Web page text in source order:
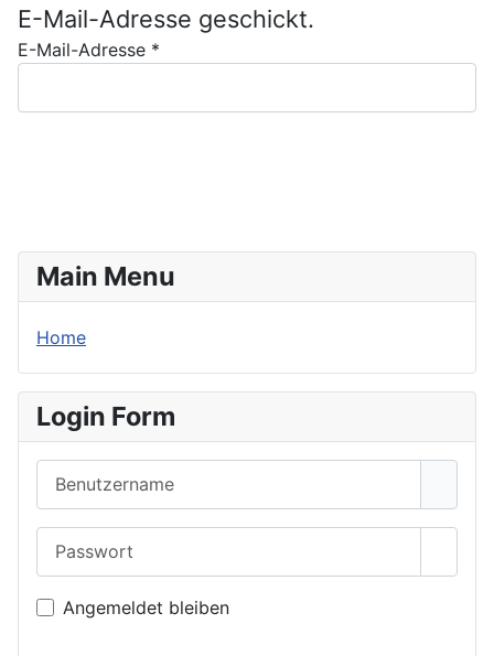
E-Mail-Adresse geschickt.
E-Mail-Adresse *
Main Menu
Home
Login Form
Angemeldet bleiben